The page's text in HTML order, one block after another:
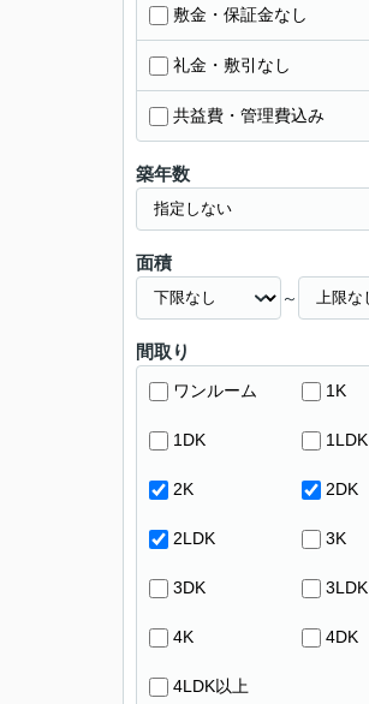
敷金・保証金なし
礼金・敷引なし
共益費・管理費込み
築年数
面積
～
間取り
ワンルーム 1K
1DK 1LDK
2K 2DK
2LDK 3K
3DK 3LDK
4K 4DK
4LDK以上